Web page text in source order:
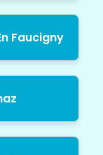
Faucigny